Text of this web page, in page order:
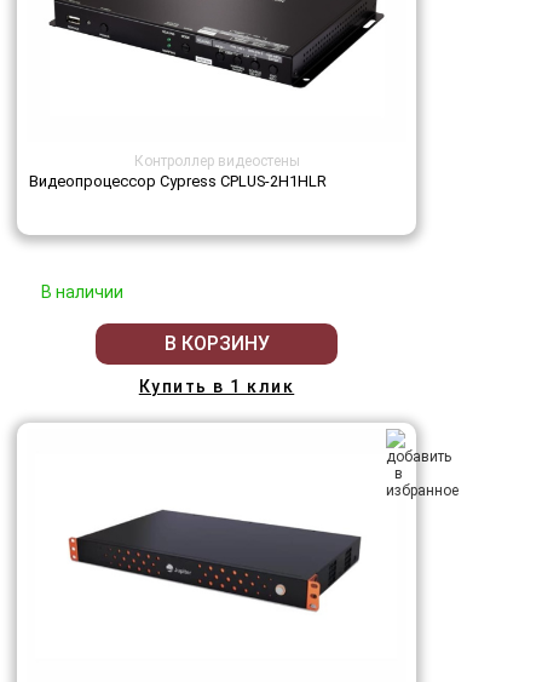
Контроллер видеостены
Видеопроцессор Cypress CPLUS-2H1HLR
В наличии
В КОРЗИНУ
Купить в 1 клик